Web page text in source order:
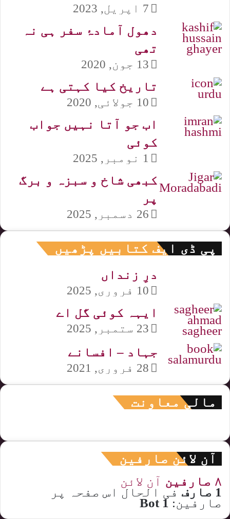
7 اپریل, 2023
دھول آمادۂ سفر ہی نہ
تھی
13 جون, 2020
تاریخ کیا کہتی ہے
10 جولائی, 2020
اب جو آتا نہیں جواب
کوئی
1 نومبر, 2025
کبھی شاخ و سبزہ و برگ
پر
26 دسمبر, 2025
پی ڈی ایف کتابیں پڑھیں
درِ زنداں
10 فروری, 2025
ایہہ کوئی گل اے
23 ستمبر, 2025
جہاد – افسانے
28 فروری, 2021
مالی معاونت
آن لائن صارفین
۸ صارفین آن لائن
1 صارف فی الحال اس صفحہ پر
صارفین: 1 Bot